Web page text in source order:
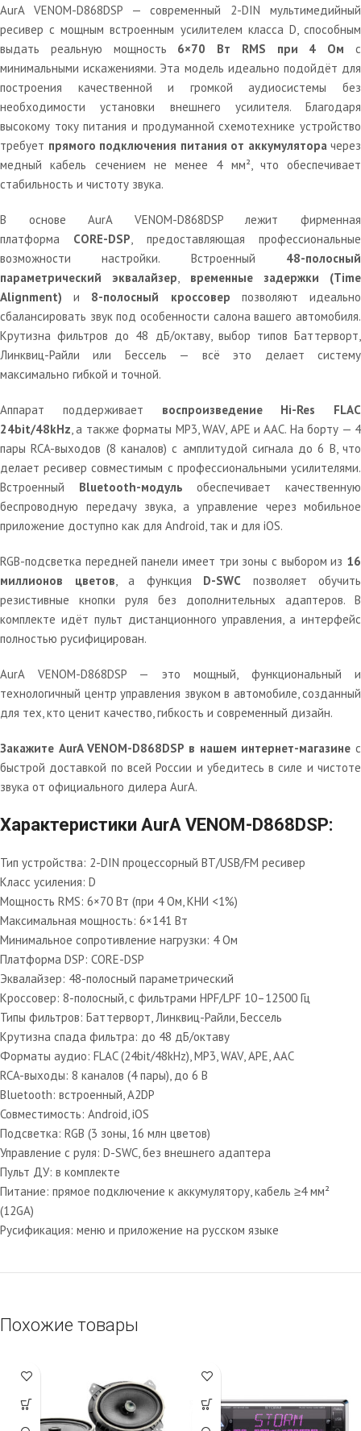
AurA VENOM-D868DSP — современный 2-DIN мультимедийный
ресивер с мощным встроенным усилителем класса D, способным
выдать реальную мощность 6×70 Вт RMS при 4 Ом с
минимальными искажениями. Эта модель идеально подойдёт для
построения качественной и громкой аудиосистемы без
необходимости установки внешнего усилителя. Благодаря
высокому току питания и продуманной схемотехнике устройство
требует прямого подключения питания от аккумуляторачерез
медный кабель сечением не менее 4 мм², что обеспечивает
стабильность и чистоту звука.
В основе AurA VENOM-D868DSP лежит фирменная
платформа CORE-DSP, предоставляющая профессиональные
возможности настройки. Встроенный 48-полосный
параметрический эквалайзер, временные задержки (Time
Alignment) и 8-полосный кроссовер позволяют идеально
сбалансировать звук под особенности салона вашего автомобиля.
Крутизна фильтров до 48 дБ/октаву, выбор типов Баттерворт,
Линквиц-Райли или Бессель — всё это делает систему
максимально гибкой и точной.
Аппарат поддерживает воспроизведение Hi-Res FLAC
24bit/48kHz, а также форматы MP3, WAV, APE и AAC. На борту — 4
пары RCA-выходов (8 каналов) с амплитудой сигнала до 6 В, что
делает ресивер совместимым с профессиональными усилителями.
Встроенный Bluetooth-модуль обеспечивает качественную
беспроводную передачу звука, а управление через мобильное
приложение доступно как для Android, так и для iOS.
RGB-подсветка передней панели имеет три зоны с выбором из 16
миллионов цветов, а функция D-SWC позволяет обучить
резистивные кнопки руля без дополнительных адаптеров. В
комплекте идёт пульт дистанционного управления, а интерфейс
полностью русифицирован.
AurA VENOM-D868DSP — это мощный, функциональный и
технологичный центр управления звуком в автомобиле, созданный
для тех, кто ценит качество, гибкость и современный дизайн.
Закажите AurA VENOM-D868DSP в нашем интернет-магазине с
быстрой доставкой по всей России и убедитесь в силе и чистоте
звука от официального дилера AurA.
Характеристики AurA VENOM-D868DSP:
Тип устройства: 2-DIN процессорный BT/USB/FM ресивер
Класс усиления: D
Мощность RMS: 6×70 Вт (при 4 Ом, КНИ <1%)
Максимальная мощность: 6×141 Вт
Минимальное сопротивление нагрузки: 4 Ом
Платформа DSP: CORE-DSP
Эквалайзер: 48-полосный параметрический
Кроссовер: 8-полосный, с фильтрами HPF/LPF 10–12500 Гц
Типы фильтров: Баттерворт, Линквиц-Райли, Бессель
Крутизна спада фильтра: до 48 дБ/октаву
Форматы аудио: FLAC (24bit/48kHz), MP3, WAV, APE, AAC
RCA-выходы: 8 каналов (4 пары), до 6 В
Bluetooth: встроенный, A2DP
Совместимость: Android, iOS
Подсветка: RGB (3 зоны, 16 млн цветов)
Управление с руля: D-SWC, без внешнего адаптера
Пульт ДУ: в комплекте
Питание: прямое подключение к аккумулятору, кабель ≥4 мм²
(12GA)
Русификация: меню и приложение на русском языке
Похожие товары